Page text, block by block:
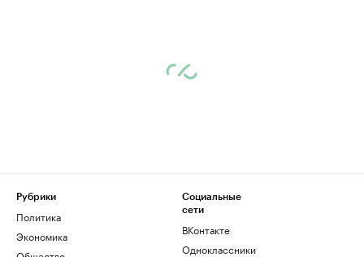
Рубрики
Политика
Экономика
Социальные
сети
ВКонтакте
Одноклассники